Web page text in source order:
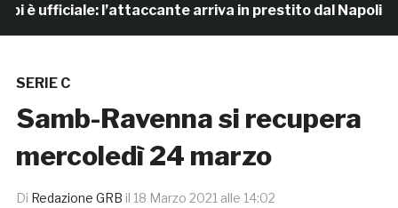
ufficiale: l’attaccante arriva in prestito dal Napoli
SERIE C
Samb-Ravenna si recupera
mercoledì 24 marzo
Di Redazione GRB il 18 Marzo 2021 alle 14:02